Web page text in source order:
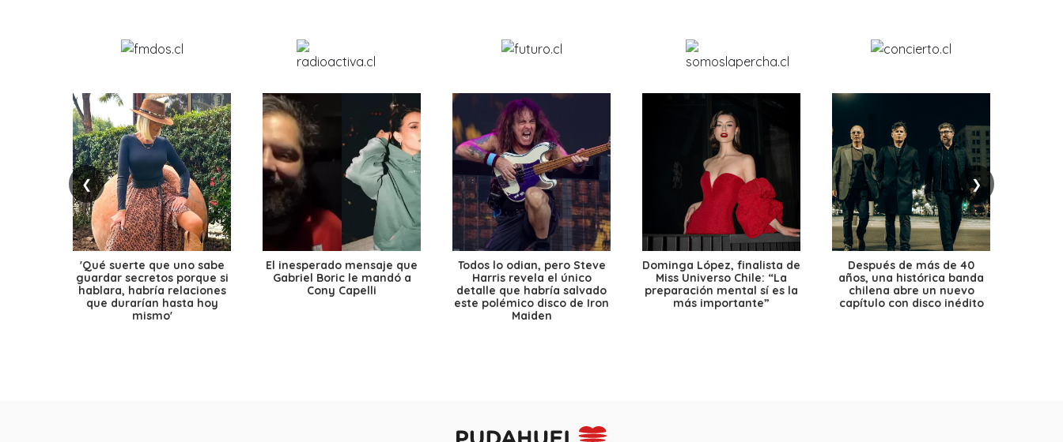
❮ ❯
'Qué suerte que uno sabe
guardar secretos porque si
hablara, habría relaciones
que durarían hasta hoy
mismo'
El inesperado mensaje que
Gabriel Boric le mandó a
Cony Capelli
Todos lo odian, pero Steve
Harris revela el único
detalle que habría salvado
este polémico disco de Iron
Maiden
Dominga López, finalista de
Miss Universo Chile: “La
preparación mental sí es la
más importante”
Después de más de 40
años, una histórica banda
chilena abre un nuevo
capítulo con disco inédito